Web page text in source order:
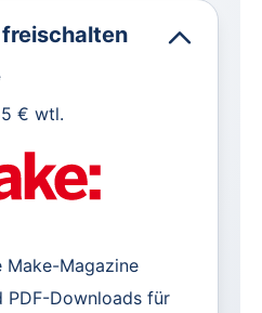
im Browser und
weniger Werbung
€ wtl.
Magazine
PDF-Downloads für